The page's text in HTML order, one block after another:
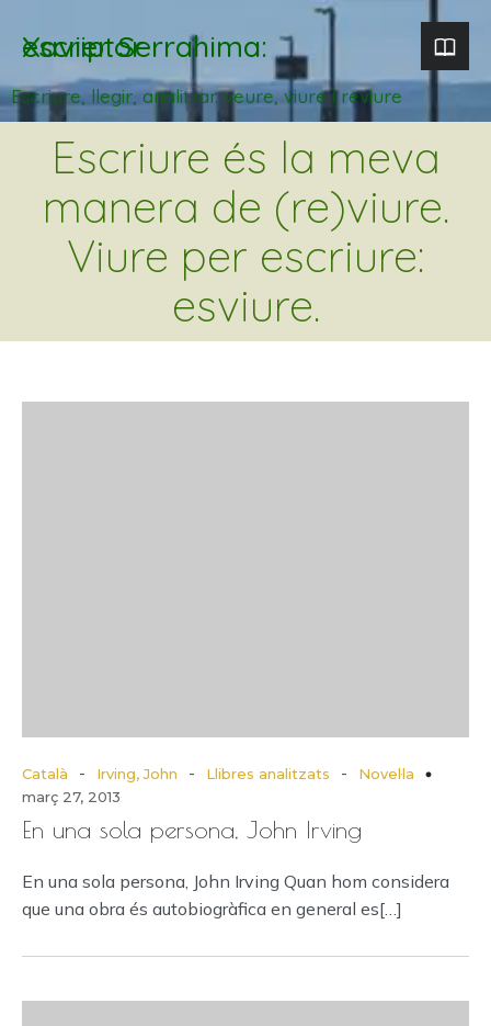
Xavier Serrahima: escriptor
Escriure, llegir, analitzar. veure, viure i reviure
Escriure és la meva
manera de (re)viure.
Viure per escriure:
esviure.
Català - Irving, John - Llibres analitzats -
Novel·la
març 27, 2013
En una sola persona, John Irving
En una sola persona, John Irving Quan hom considera
que una obra és autobiogràfica en general es[…]